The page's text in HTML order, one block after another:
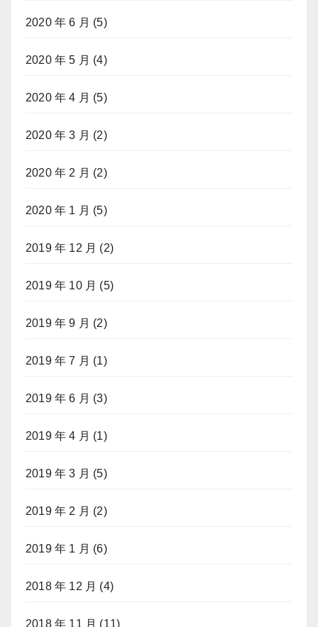
2020 年 6 月 (5)
2020 年 5 月 (4)
2020 年 4 月 (5)
2020 年 3 月 (2)
2020 年 2 月 (2)
2020 年 1 月 (5)
2019 年 12 月 (2)
2019 年 10 月 (5)
2019 年 9 月 (2)
2019 年 7 月 (1)
2019 年 6 月 (3)
2019 年 4 月 (1)
2019 年 3 月 (5)
2019 年 2 月 (2)
2019 年 1 月 (6)
2018 年 12 月 (4)
2018 年 11 月 (11)